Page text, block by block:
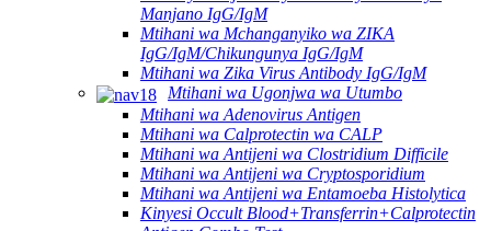
Manjano IgG/IgM
Mtihani wa Mchanganyiko wa ZIKA
IgG/IgM/Chikungunya IgG/IgM
Mtihani wa Zika Virus Antibody IgG/IgM
Mtihani wa Ugonjwa wa Utumbo
Mtihani wa Adenovirus Antigen
Mtihani wa Calprotectin wa CALP
Mtihani wa Antijeni wa Clostridium Difficile
Mtihani wa Antijeni wa Cryptosporidium
Mtihani wa Antijeni wa Entamoeba Histolytica
Kinyesi Occult Blood+Transferrin+Calprotectin